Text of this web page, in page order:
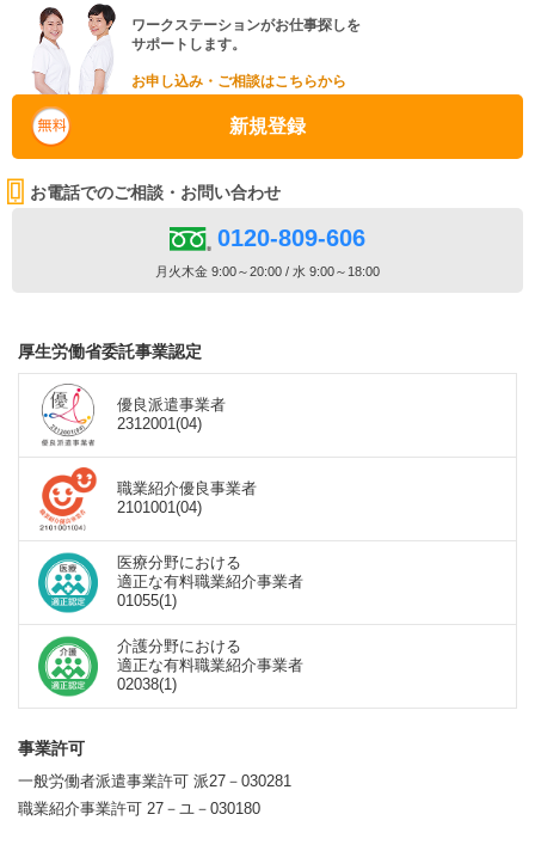
ワークステーションがお仕事探しを
サポートします。
お申し込み・ご相談はこちらから
新規登録
お電話でのご相談・お問い合わせ
0120-809-606
月火木金 9:00～20:00 / 水 9:00～18:00
厚生労働省委託事業認定
優良派遣事業者
2312001(04)
職業紹介優良事業者
2101001(04)
医療分野における
適正な有料職業紹介事業者
01055(1)
介護分野における
適正な有料職業紹介事業者
02038(1)
事業許可
一般労働者派遣事業許可 派27－030281
職業紹介事業許可 27－ユ－030180